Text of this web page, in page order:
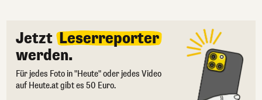
Jetzt Leserreporter
werden.
Für jedes Foto in "Heute" oder jedes Video
auf Heute.at gibt es 50 Euro.